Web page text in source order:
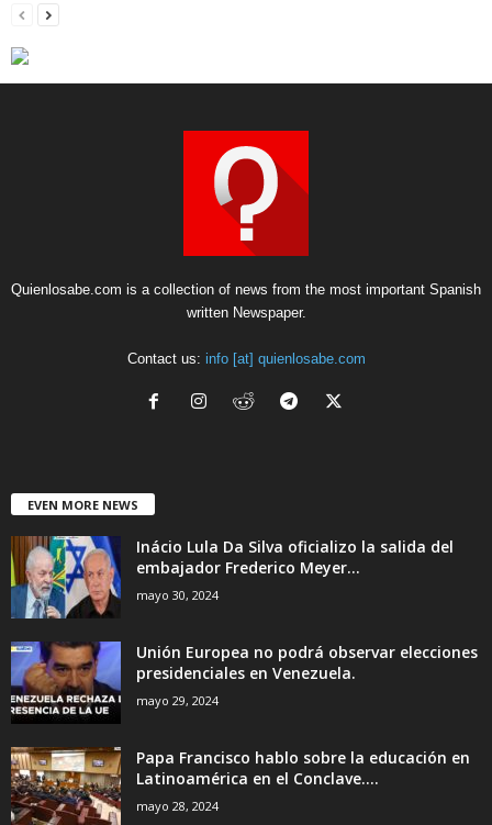
Quienlosabe.com is a collection of news from the most important Spanish
written Newspaper.
Contact us: info [at] quienlosabe.com
EVEN MORE NEWS
Inácio Lula Da Silva oficializo la salida del
embajador Frederico Meyer...
mayo 30, 2024
Unión Europea no podrá observar elecciones
presidenciales en Venezuela.
mayo 29, 2024
Papa Francisco hablo sobre la educación en
Latinoamérica en el Conclave....
mayo 28, 2024